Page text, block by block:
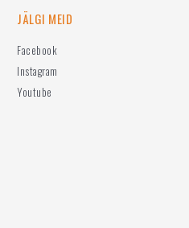
JÄLGI MEID
Facebook
Instagram
Youtube